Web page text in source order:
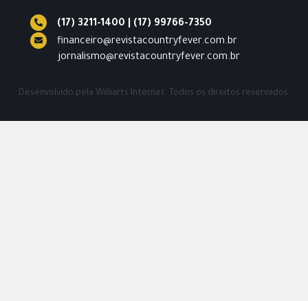
(17) 3211-1400
(17) 99766-7350
financeiro@revistacountryfever.com.br
jornalismo@revistacountryfever.com.br
Desenvolvido pela Williarts Internet. Todos os direitos reservados.